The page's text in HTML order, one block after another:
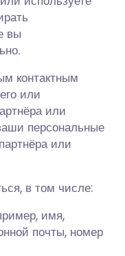
вы
контактным
или
или
персональные
или
в том числе:
имя,
почты, номер